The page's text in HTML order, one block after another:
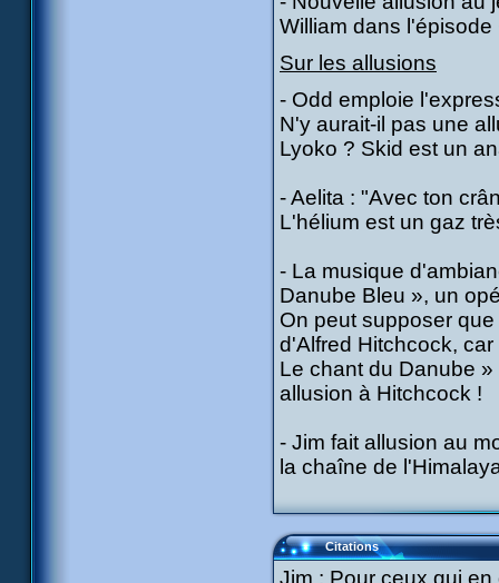
William dans
Sur les allusions
- Odd emploie
N'y aurait-il pas une
Lyoko ? Skid est un
- Aelita : "Avec ton
L'hélium est un gaz
- La musique
Danube Bleu », un
On peut supposer
d'Alfred Hitchcock,
Le chant du Danube
allusion à Hitchcock !
- Jim fait allusion au
la chaîne de
Citations
Jim : Pour ceux qui